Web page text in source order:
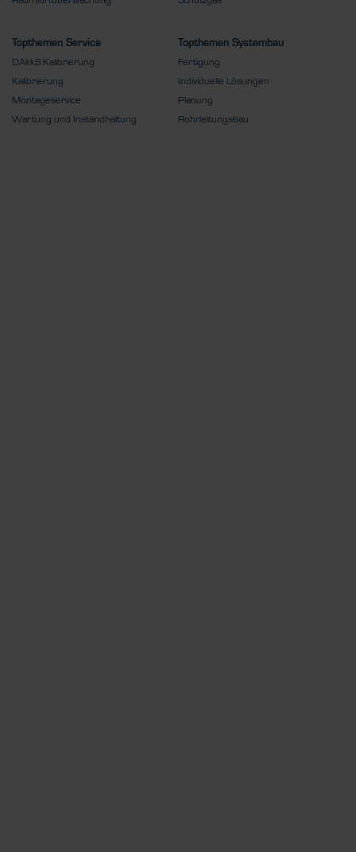
Topthemen Service
DAkkS Kalibrierung
Kalibrierung
Montageservice
Wartung und Instandhaltung
Topthemen Systembau
Fertigung
Individuelle Lösungen
Planung
Rohrleitungsbau